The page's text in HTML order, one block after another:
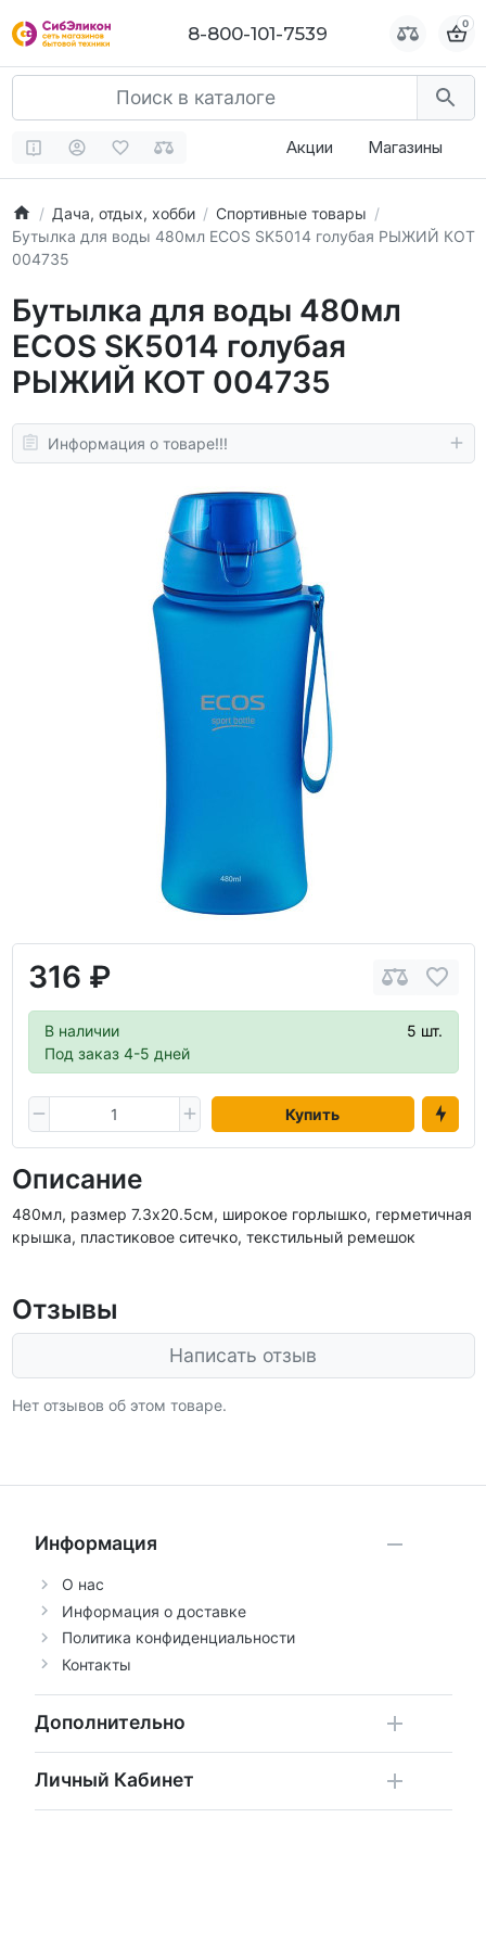
8-800-101-7539 0
Акции Магазины
Дача, отдых, хобби
Спортивные товары
Бутылка для воды 480мл ECOS SK5014 голубая РЫЖИЙ КОТ
004735
Бутылка для воды 480мл
ECOS SK5014 голубая
РЫЖИЙ КОТ 004735
Информация о товаре!!!
316 ₽
В наличии
5 шт.
Под заказ 4-5 дней
Купить
Описание
480мл, размер 7.3х20.5см, широкое горлышко, герметичная
крышка, пластиковое ситечко, текстильный ремешок
Отзывы
Написать отзыв
Нет отзывов об этом товаре.
Информация
О нас
Информация о доставке
Политика конфиденциальности
Контакты
Дополнительно
Личный Кабинет
8-800-101-7539 0